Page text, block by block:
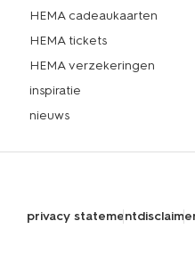
HEMA cadeaukaarten
HEMA tickets
HEMA verzekeringen
inspiratie
nieuws
privacy statement